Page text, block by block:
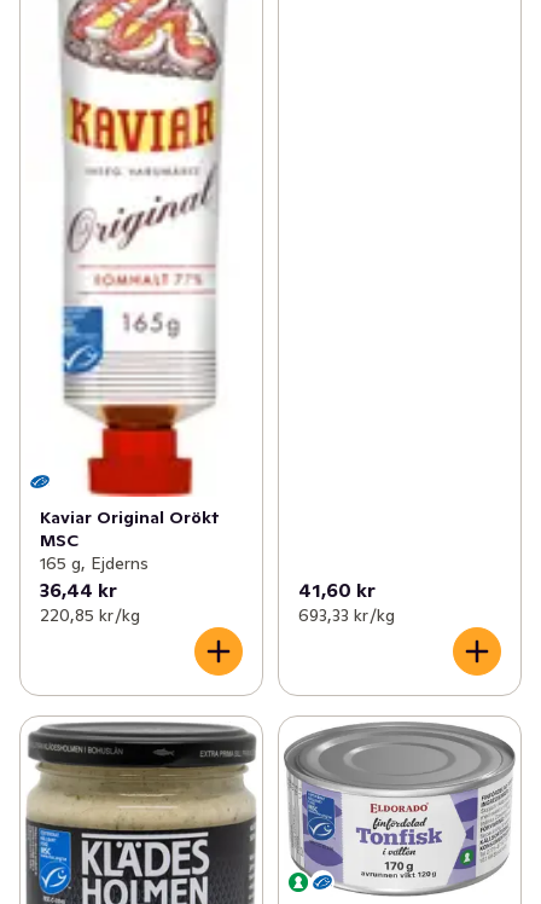
Kaviar Original Orökt
MSC
165 g, Ejderns
36,44 kr
220,85 kr /kg
41,60 kr
693,33 kr /kg